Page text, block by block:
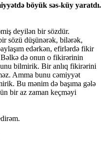
böyük səs-küy yaratdı.
deyilən bir sözdür.
sözü düşünərək, bilərək,
edərkən, efirlərdə fikir
də onun o fikirərinin
bilmirik. Bir anlıq fikirərini
Amma bunu cəmiyyət
Bu mənim də başıma gələ
bir az zaman keçməyi